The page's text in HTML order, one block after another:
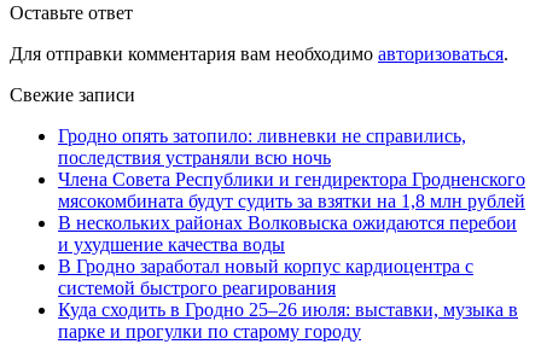
Оставьте ответ
Для отправки комментария вам необходимо авторизоваться.
Свежие записи
Гродно опять затопило: ливневки не справились,
последствия устраняли всю ночь
Члена Совета Республики и гендиректора Гродненского
мясокомбината будут судить за взятки на 1,8 млн рублей
В нескольких районах Волковыска ожидаются перебои
и ухудшение качества воды
В Гродно заработал новый корпус кардиоцентра с
системой быстрого реагирования
Куда сходить в Гродно 25–26 июля: выставки, музыка в
парке и прогулки по старому городу